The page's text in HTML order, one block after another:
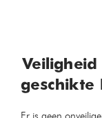
geschikte